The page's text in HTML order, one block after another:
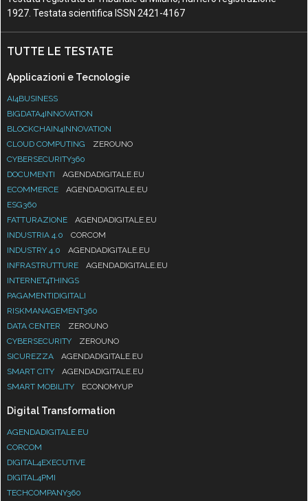
1927. Testata scientifica ISSN 2421-4167
TUTTE LE TESTATE
Applicazioni e Tecnologie
AI4BUSINESS
BIGDATA4INNOVATION
BLOCKCHAIN4INNOVATION
CLOUD COMPUTING
ZEROUNO
CYBERSECURITY360
DOCUMENTI
AGENDADIGITALE.EU
ECOMMERCE
AGENDADIGITALE.EU
ESG360
FATTURAZIONE
AGENDADIGITALE.EU
INDUSTRIA 4.0
CORCOM
INDUSTRY 4.0
AGENDADIGITALE.EU
INFRASTRUTTURE
AGENDADIGITALE.EU
INTERNET4THINGS
PAGAMENTIDIGITALI
RISKMANAGEMENT360
DATA CENTER
ZEROUNO
CYBERSECURITY
ZEROUNO
SICUREZZA
AGENDADIGITALE.EU
SMART CITY
AGENDADIGITALE.EU
SMART MOBILITY
ECONOMYUP
Digital Transformation
AGENDADIGITALE.EU
CORCOM
DIGITAL4EXECUTIVE
DIGITAL4PMI
TECHCOMPANY360